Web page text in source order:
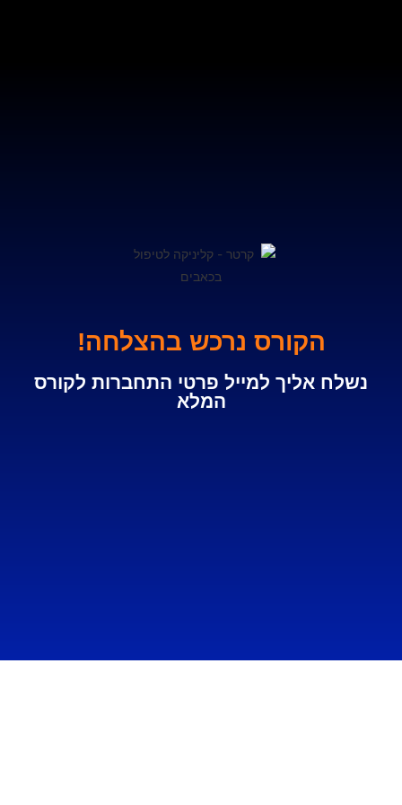
הקורס נרכש בהצלחה!
נשלח אליך למייל פרטי התחברות לקורס
המלא